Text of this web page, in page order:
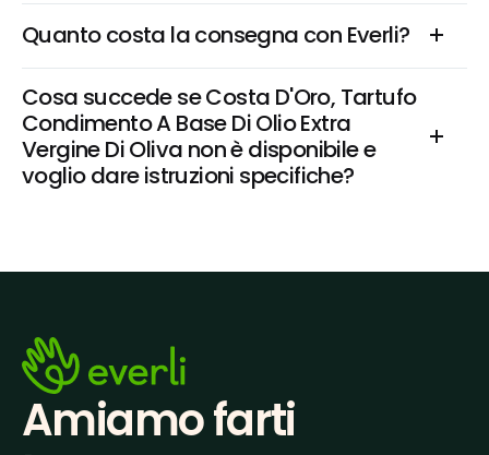
Quanto costa la consegna con Everli?
Cosa succede se Costa D'Oro, Tartufo
Condimento A Base Di Olio Extra
Vergine Di Oliva non è disponibile e
voglio dare istruzioni specifiche?
Amiamo farti